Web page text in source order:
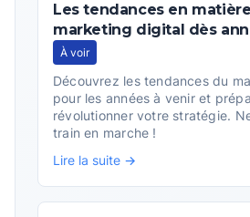
Les tendances en
marketing digital dès
À voir
Découvrez les tendances du
pour les années à venir et
révolutionner votre stratégie.
train en marche !
Lire la suite →